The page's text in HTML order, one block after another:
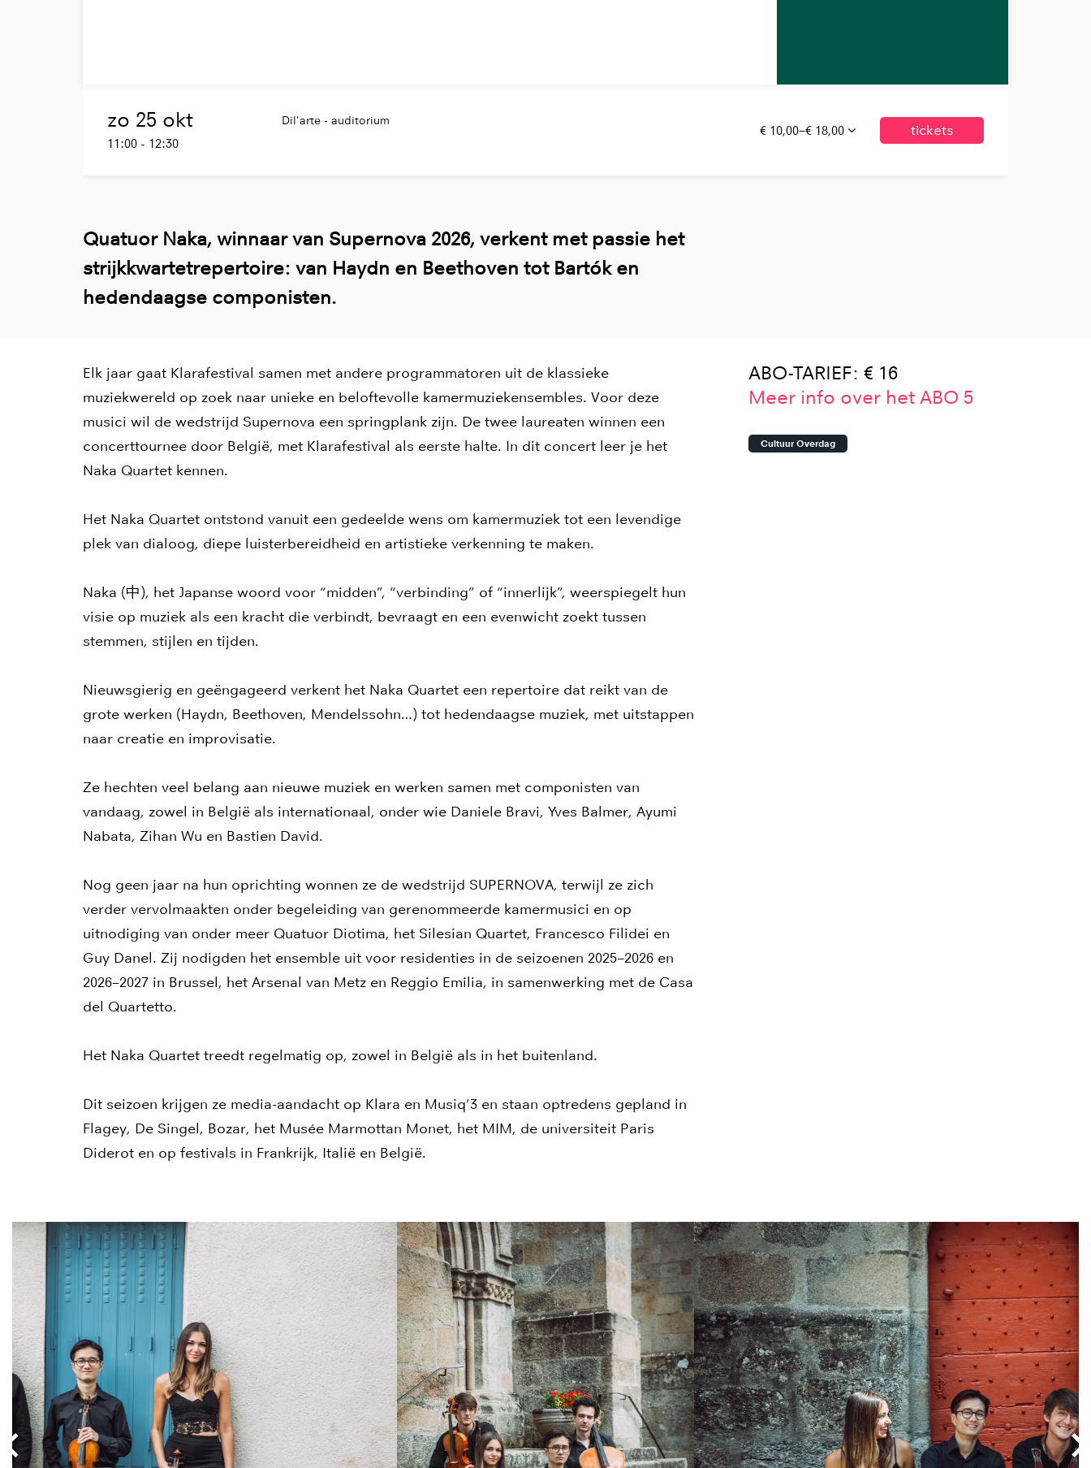
zo 25 okt
11:00 - 12:30
Dil'arte - auditorium
€ 10,00–€ 18,00 tickets
Quatuor Naka, winnaar van Supernova 2026, verkent met passie het
strijkkwartetrepertoire: van Haydn en Beethoven tot Bartók en
hedendaagse componisten.
Elk jaar gaat Klarafestival samen met andere programmatoren uit de klassieke
muziekwereld op zoek naar unieke en beloftevolle kamermuziekensembles. Voor deze
musici wil de wedstrijd Supernova een springplank zijn. De twee laureaten winnen een
concerttournee door België, met Klarafestival als eerste halte. In dit concert leer je het
Naka Quartet kennen.
Het Naka Quartet ontstond vanuit een gedeelde wens om kamermuziek tot een levendige
plek van dialoog, diepe luisterbereidheid en artistieke verkenning te maken.
Naka (中), het Japanse woord voor “midden”, “verbinding” of “innerlijk”, weerspiegelt hun
visie op muziek als een kracht die verbindt, bevraagt en een evenwicht zoekt tussen
stemmen, stijlen en tijden.
Nieuwsgierig en geëngageerd verkent het Naka Quartet een repertoire dat reikt van de
grote werken (Haydn, Beethoven, Mendelssohn…) tot hedendaagse muziek, met uitstappen
naar creatie en improvisatie.
Ze hechten veel belang aan nieuwe muziek en werken samen met componisten van
vandaag, zowel in België als internationaal, onder wie Daniele Bravi, Yves Balmer, Ayumi
Nabata, Zihan Wu en Bastien David.
Nog geen jaar na hun oprichting wonnen ze de wedstrijd SUPERNOVA, terwijl ze zich
verder vervolmaakten onder begeleiding van gerenommeerde kamermusici en op
uitnodiging van onder meer Quatuor Diotima, het Silesian Quartet, Francesco Filidei en
Guy Danel. Zij nodigden het ensemble uit voor residenties in de seizoenen 2025–2026 en
2026–2027 in Brussel, het Arsenal van Metz en Reggio Emilia, in samenwerking met de Casa
del Quartetto.
Het Naka Quartet treedt regelmatig op, zowel in België als in het buitenland.
Dit seizoen krijgen ze media-aandacht op Klara en Musiq’3 en staan optredens gepland in
Flagey, De Singel, Bozar, het Musée Marmottan Monet, het MIM, de universiteit Paris
Diderot en op festivals in Frankrijk, Italië en België.
ABO-TARIEF: € 16
Meer info over het ABO 5
Cultuur Overdag
Overslaan